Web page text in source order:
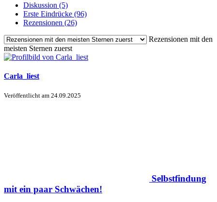
Diskussion (5)
Erste Eindrücke (96)
Rezensionen (26)
Rezensionen mit den
meisten Sternen zuerst
Carla_liest
Veröffentlicht am 24.09.2025
Selbstfindung
mit ein paar Schwächen!